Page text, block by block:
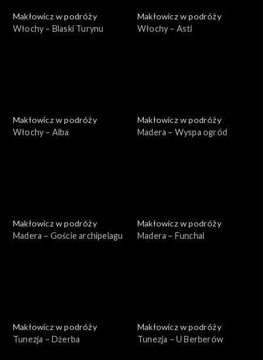
Makłowicz w podróży
Włochy – Blaski Turynu
Makłowicz w podróży
Włochy – Asti
Makłowicz w podróży
Włochy – Alba
Makłowicz w podróży
Madera – Wyspa ogród
Makłowicz w podróży
Madera – Goście archipelagu
Makłowicz w podróży
Madera – Funchal
Makłowicz w podróży
Tunezja – Dżerba
Makłowicz w podróży
Tunezja – U Berberów